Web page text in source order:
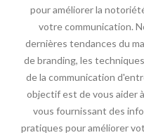
pour améliorer la
votre communication.
dernières tendances du
de branding, les
de la communication
objectif est de vous aider
vous fournissant des
pratiques pour améliorer